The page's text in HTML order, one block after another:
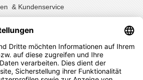
& Kundenservice
bestellt haben, können Sie sich
Ihrem Konto den Widerrufen Button